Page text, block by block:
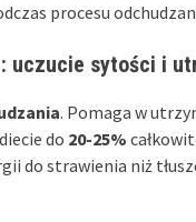
procesu
uczucie sytości i
. Pomaga w
do 20-25%
do strawienia niż